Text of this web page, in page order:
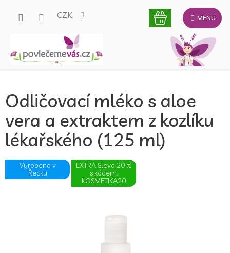
CZK
Odličovací mléko s aloe
vera a extraktem z kozlíku
lékařského (125 ml)
Vyrobeno v
Řecku
EXTRA Sleva 20 %
s kódem:
KOSMETIKA20